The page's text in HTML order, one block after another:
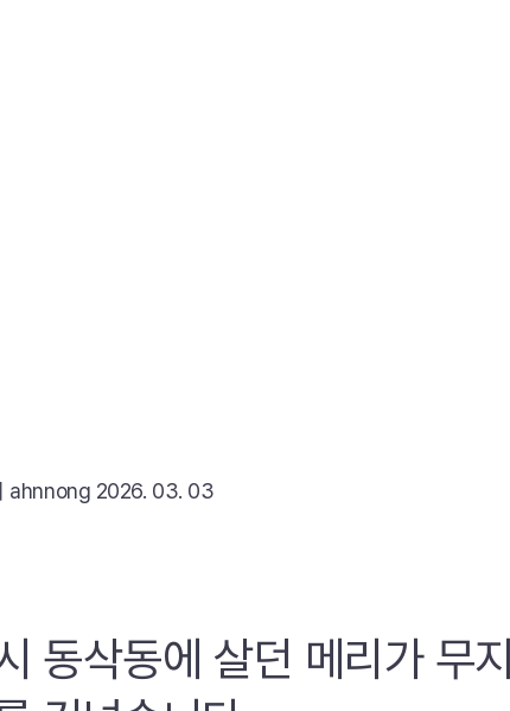
ahnnong 2026. 03. 03
동삭동에 살던 메리가 무